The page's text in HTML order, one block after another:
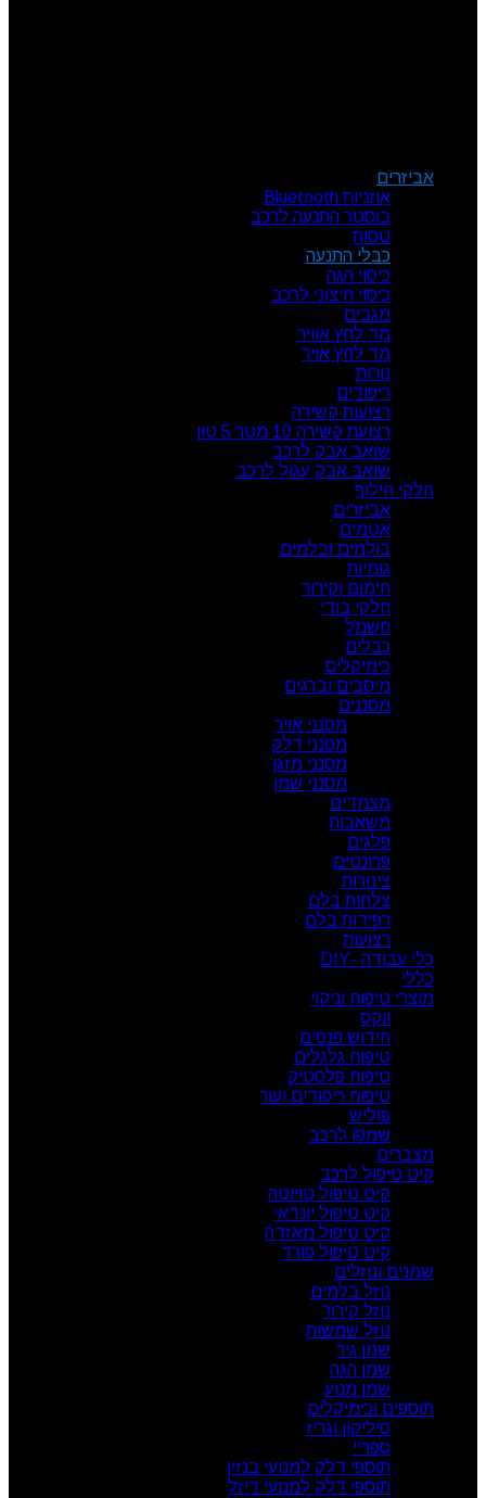
אביזרים
אוזניות Bluetooth
בוסטר התנעה לרכב
טסות
כבלי התנעה
כיסוי הגה
כיסוי חיצוני לרכב
מגבים
מד לחץ אוויר
מד לחץ אויר
נורות
ריפודים
רצועות קשירה
רצועת קשירה 10 מטר 5 טון
שואב אבק לרכב
שואב אבק עגול לרכב
חלקי חילוף
אביזרים
אטמים
בולמים ובלמים
גומיות
חימום וקירור
חלקי בודי
חשמל
כבלים
כימיקלים
מיסבים וברגים
מסננים
מסנני אויר
מסנני דלק
מסנני מזגן
מסנני שמן
מצמדים
משאבות
פלגים
פרונטים
צינורות
צלחות בלם
רפידות בלם
רצועות
כלי עבודה -DIY
כללי
מוצרי טיפוח וניקוי
ווקס
חידוש פנסים
טיפוח גלגלים
טיפוח פלסטיק
טיפוח ריפודים ועור
פוליש
שמפו לרכב
מצברים
קיט טיפול לרכב
קיט טיפול טויוטה
קיט טיפול יונדאי
קיט טיפול מאזדה
קיט טיפול פורד
שמנים ונוזלים
נוזל בלמים
נוזל קירור
נוזל שמשות
שמן גיר
שמן הגה
שמן מנוע
תוספים וכימיקלים
סיליקון וגריז
ספריי
תוספי דלק למנועי בנזין
תוספי דלק למנועי דיזל